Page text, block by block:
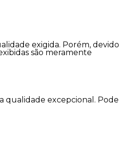
exigida. Porém, devido
são meramente
qualidade excepcional. Pode